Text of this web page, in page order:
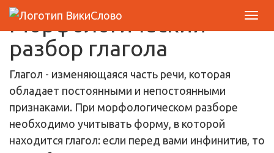
Морфологический
разбор глагола
Глагол - изменяющаяся часть речи, которая
обладает постоянными и непостоянными
признаками. При морфологическом разборе
необходимо учитывать форму, в которой
находится глагол: если перед вами инфинитив, то